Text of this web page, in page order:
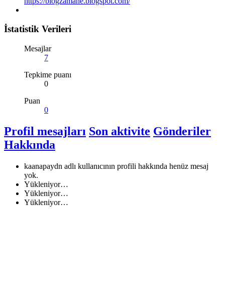
İstatistik Verileri
Mesajlar
7
Tepkime puanı
0
Puan
0
Profil mesajları Son aktivite Gönderiler
Hakkında
kaanapaydn adlı kullanıcının profili hakkında henüz mesaj
yok.
Yükleniyor…
Yükleniyor…
Yükleniyor…